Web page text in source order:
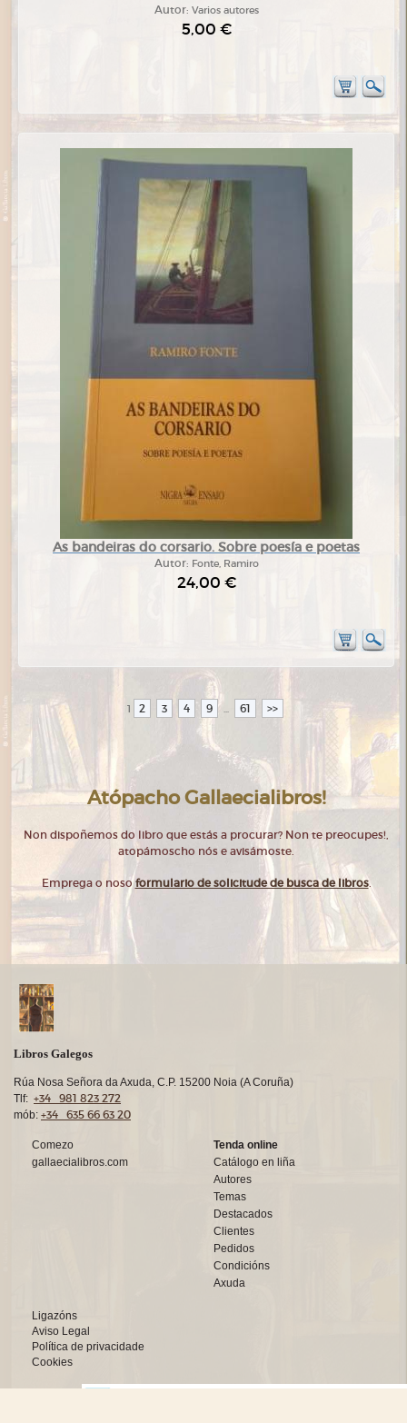
Autor: Varios autores
5,00 €
As bandeiras do corsario. Sobre poesía e poetas
Autor: Fonte, Ramiro
24,00 €
1 2 3 4 9 ... 61 >>
Atópacho Gallaecialibros!
Non dispoñemos do libro que estás a procurar? Non te preocupes!,
atopámoscho nós e avisámoste.
Emprega o nosoformulario de solicitude de busca de libros.
Libros Galegos
Rúa Nosa Señora da Axuda, C.P. 15200 Noia (A Coruña)
Tlf: +34 981 823 272
mób: +34 635 66 63 20
Comezo
gallaecialibros.com
Tenda online
Catálogo en liña
Autores
Temas
Destacados
Clientes
Pedidos
Condicións
Axuda
Ligazóns
Aviso Legal
Política de privacidade
Cookies